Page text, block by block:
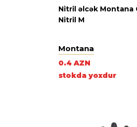
Nitril əlcək Montana
Nitril M
Montana
0.4 AZN
stokda yoxdur